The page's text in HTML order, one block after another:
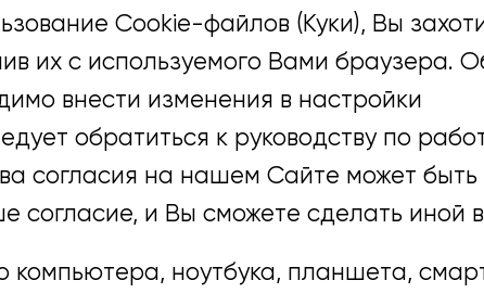
Cookie-файлов (Куки), Вы
их с используемого Вами браузера.
внести изменения в настройки
обратиться к руководству по
согласия на нашем Сайте может быть
и Вы сможете сделать иной
компьютера, ноутбука, планшета,